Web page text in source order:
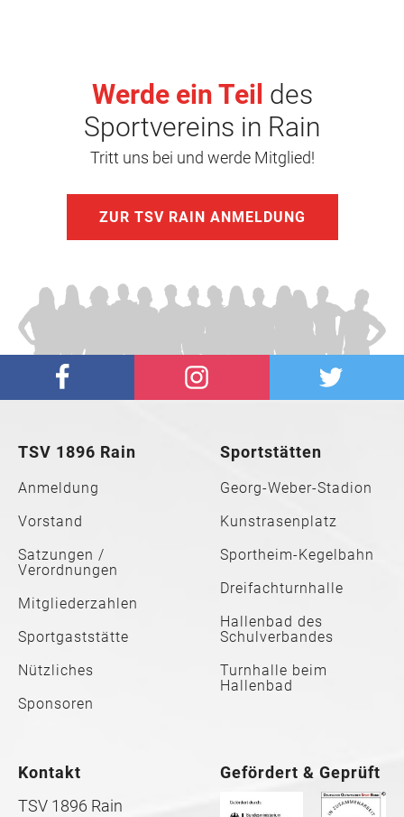
Werde ein Teil des
Sportvereins in Rain
Tritt uns bei und werde Mitglied!
ZUR TSV RAIN ANMELDUNG
TSV 1896 Rain
Anmeldung
Vorstand
Satzungen /
Verordnungen
Mitgliederzahlen
Sportgaststätte
Nützliches
Sponsoren
Sportstätten
Georg-Weber-Stadion
Kunstrasenplatz
Sportheim-Kegelbahn
Dreifachturnhalle
Hallenbad des
Schulverbandes
Turnhalle beim
Hallenbad
Kontakt
TSV 1896 Rain
Gefördert & Geprüft